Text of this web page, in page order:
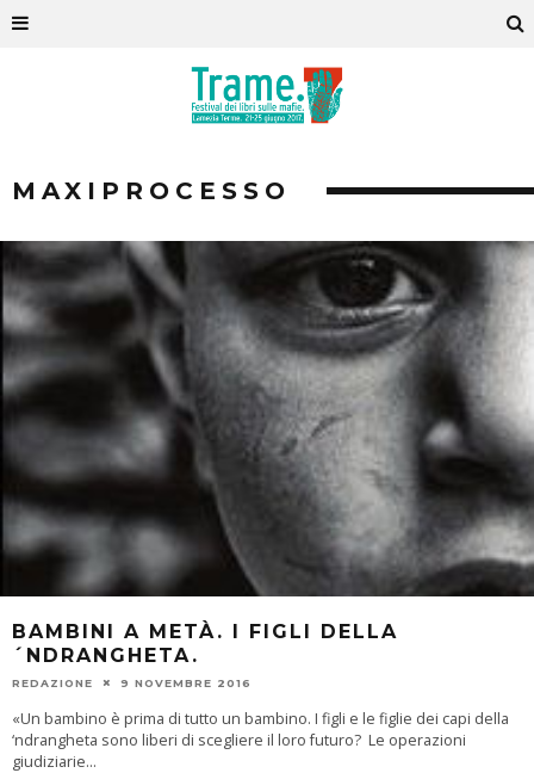
MAXIPROCESSO
BAMBINI A METÀ. I FIGLI DELLA
´NDRANGHETA.
REDAZIONE 9 NOVEMBRE 2016
«Un bambino è prima di tutto un bambino. I figli e le figlie dei capi della
‘ndrangheta sono liberi di scegliere il loro futuro? Le operazioni
giudiziarie...